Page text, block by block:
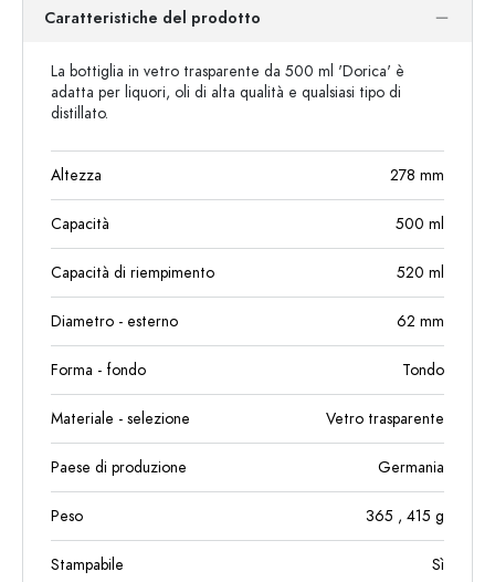
Caratteristiche del prodotto
La bottiglia in vetro trasparente da 500 ml 'Dorica' è
adatta per liquori, oli di alta qualità e qualsiasi tipo di
distillato.
Altezza 278 mm
Capacità 500 ml
Capacità di riempimento 520 ml
Diametro - esterno 62 mm
Forma - fondo Tondo
Materiale - selezione Vetro trasparente
Paese di produzione Germania
Peso 365 , 415 g
Stampabile Sì